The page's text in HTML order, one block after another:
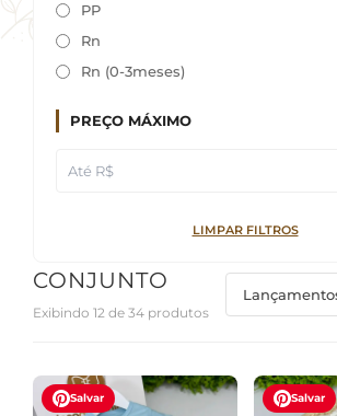
PP
Rn
Rn (0-3meses)
PREÇO MÁXIMO
LIMPAR FILTROS
CONJUNTO
Exibindo 12 de 34 produtos
Salvar Salvar